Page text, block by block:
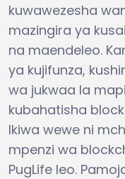
kuwawezesha
mazingira ya
na maendeleo.
ya kujifunza,
wa jukwaa la
kubahatisha
Ikiwa wewe ni
mpenzi wa
PugLife leo.